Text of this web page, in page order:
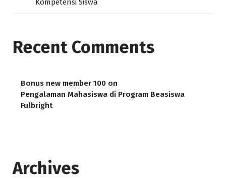
Kompetensi Siswa
Recent Comments
Bonus new member 100 on
Pengalaman Mahasiswa di Program Beasiswa
Fulbright
Archives